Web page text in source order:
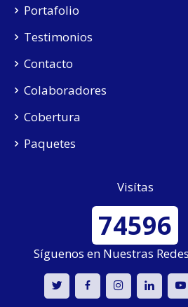
Portafolio
Testimonios
Contacto
Colaboradores
Cobertura
Paquetes
Visítas
74596
Síguenos en Nuestras